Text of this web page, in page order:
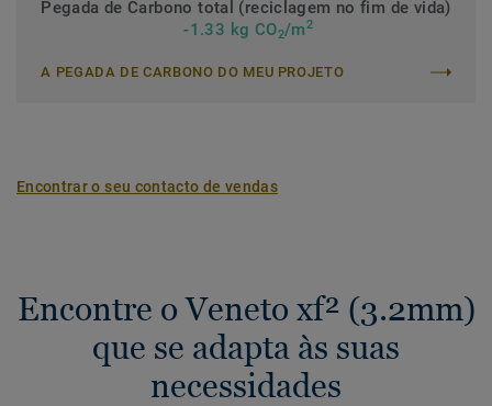
Pegada de Carbono total (reciclagem no fim de vida)
-1.33 kg CO2/m2
A PEGADA DE CARBONO DO MEU PROJETO
Encontrar o seu contacto de vendas
Encontre o Veneto xf² (3.2mm)
que se adapta às suas
necessidades